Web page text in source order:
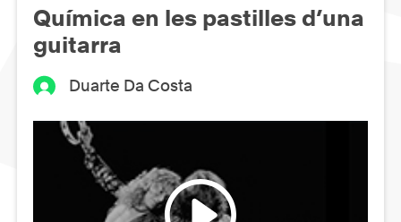
Química en les pastilles d’una
guitarra
Duarte Da Costa